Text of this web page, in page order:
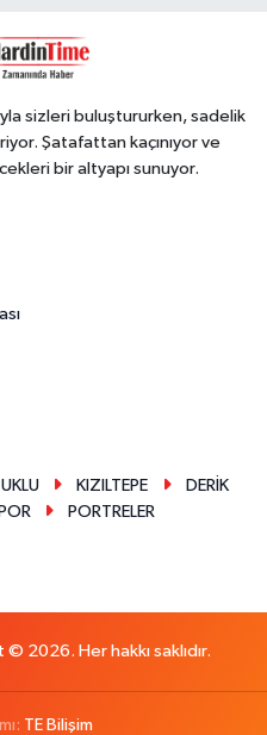
sizleri buluştururken, sadelik
Şatafattan kaçınıyor ve
bir altyapı sunuyor.
KIZILTEPE
DERİK
PORTRELER
2026. Her hakkı saklıdır.
TE Bilişim